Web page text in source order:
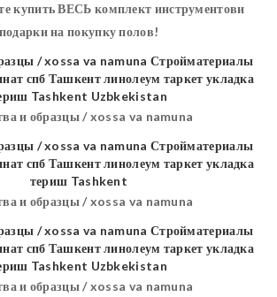
купить ВЕСЬ комплект инструментови
подарки на покупку полов!
и образцы / xossa va namuna
и образцы / xossa va namuna
и образцы / xossa va namuna